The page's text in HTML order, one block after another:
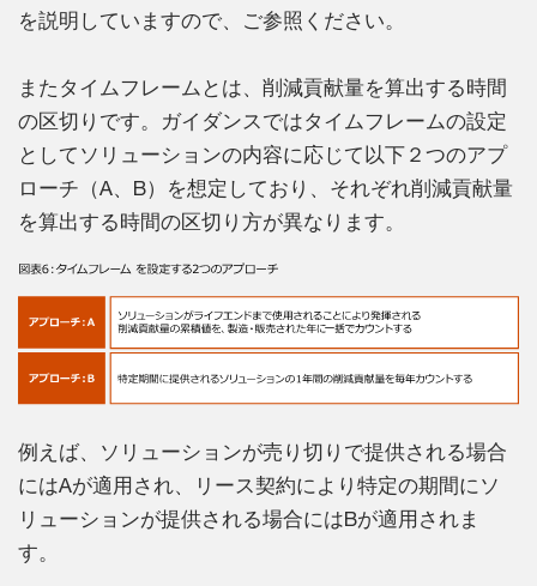
を説明していますので、ご参照ください。
またタイムフレームとは、削減貢献量を算出する時間
の区切りです。ガイダンスではタイムフレームの設定
としてソリューションの内容に応じて以下２つのアプ
ローチ（A、B）を想定しており、それぞれ削減貢献量
を算出する時間の区切り方が異なります。
例えば、ソリューションが売り切りで提供される場合
にはAが適用され、リース契約により特定の期間にソ
リューションが提供される場合にはBが適用されま
す。